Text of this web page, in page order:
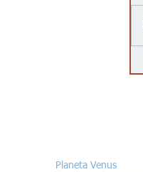
Planeta Venus